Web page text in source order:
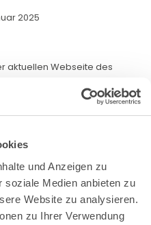
und Anzeigen zu
soziale Medien anbieten zu
Website zu analysieren.
zu Ihrer Verwendung
2025
aktuellen Webseite des